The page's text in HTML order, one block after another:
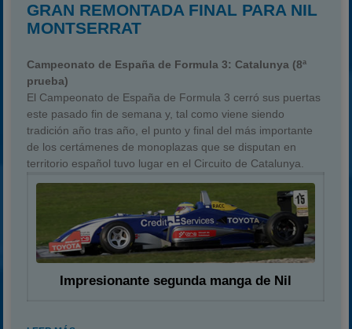
GRAN REMONTADA FINAL PARA NIL
MONTSERRAT
Campeonato de España de Formula 3: Catalunya (8ª
prueba)
El Campeonato de España de Formula 3 cerró sus puertas
este pasado fin de semana y, tal como viene siendo
tradición año tras año, el punto y final del más importante
de los certámenes de monoplazas que se disputan en
territorio español tuvo lugar en el Circuito de Catalunya.
Impresionante segunda manga de Nil